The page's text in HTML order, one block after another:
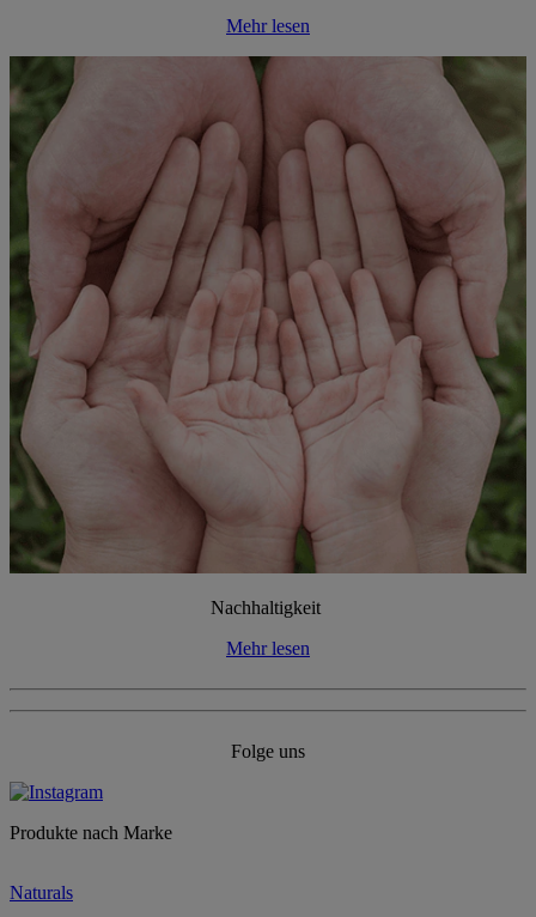
Mehr lesen
Nachhaltigkeit
Mehr lesen
Folge uns
Produkte nach Marke
Naturals